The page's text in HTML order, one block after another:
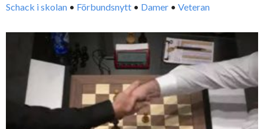
Schack i skolan • Förbundsnytt • Damer • Veteran